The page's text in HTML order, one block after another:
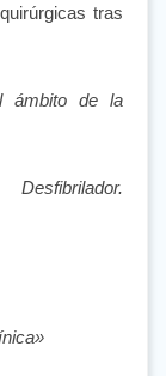
tras
ámbito de la
Desfibrilador.